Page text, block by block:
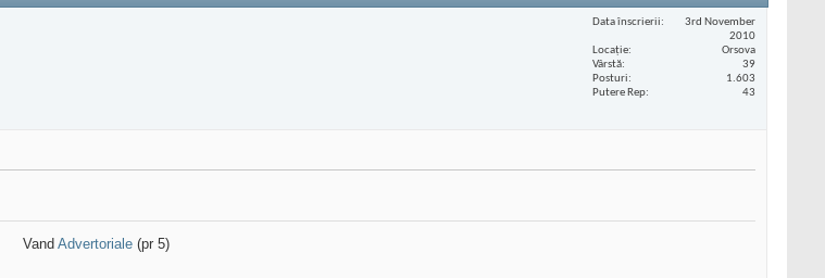
Data înscrierii
3rd November
2010
Locaţie
Orsova
Vârstă
39
Posturi
1.603
Putere Rep
43
Vand Advertoriale (pr 5)